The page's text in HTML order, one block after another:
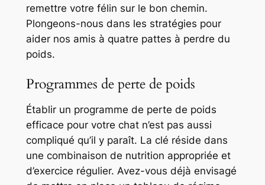
remettre votre félin sur le bon chemin.
Plongeons-nous dans les stratégies pour
aider nos amis à quatre pattes à perdre du
poids.
Programmes de perte de poids
Établir un programme de perte de poids
efficace pour votre chat n’est pas aussi
compliqué qu’il y paraît. La clé réside dans
une combinaison de nutrition appropriée et
d’exercice régulier. Avez-vous déjà envisagé